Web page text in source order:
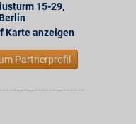
15-29,
Berlin
Karte anzeigen
Partnerprofil